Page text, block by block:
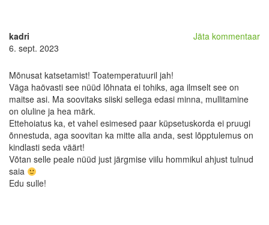
Jäta kommentaar
kadri
6. sept. 2023
Mõnusat katsetamist! Toatemperatuuril jah!
Väga haövasti see nüüd lõhnata ei tohiks, aga ilmselt see on
maitse asi. Ma soovitaks siiski sellega edasi minna, mullitamine
on oluline ja hea märk.
Ettehoiatus ka, et vahel esimesed paar küpsetuskorda ei pruugi
õnnestuda, aga soovitan ka mitte alla anda, sest lõpptulemus on
kindlasti seda väärt!
Võtan selle peale nüüd just järgmise viilu hommikul ahjust tulnud
saia
Edu sulle!